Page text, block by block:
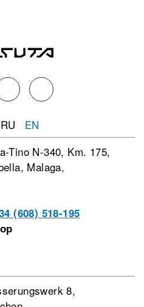
RU EN
Tino N-340, Km. 175,
Malaga,
(608) 518-195
8,